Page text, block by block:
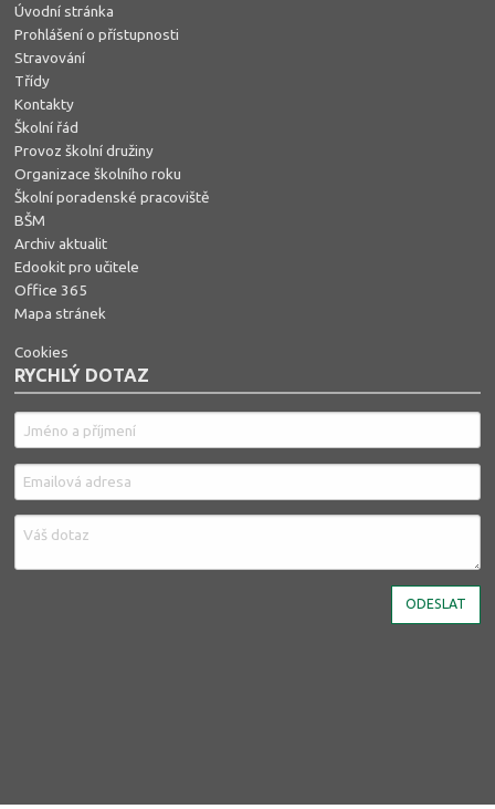
Úvodní stránka
Prohlášení o přístupnosti
Stravování
Třídy
Kontakty
Školní řád
Provoz školní družiny
Organizace školního roku
Školní poradenské pracoviště
BŠM
Archiv aktualit
Edookit pro učitele
Office 365
Mapa stránek
Cookies
RYCHLÝ DOTAZ